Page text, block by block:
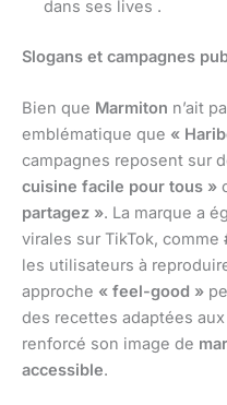
dans ses lives .
Slogans et campagnes
Bien que Marmiton n’ait
emblématique que «
campagnes reposent sur
cuisine facile pour tous »
partagez ». La marque a
virales sur TikTok, comme
les utilisateurs à
approche « feel-good »
des recettes adaptées
renforcé son image de
accessible.